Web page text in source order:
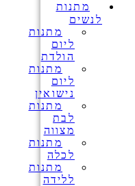
מתנות
לנשים
מתנות
ליום
הולדת
מתנות
ליום
נישואין
מתנות
לבת
מצווה
מתנות
לכלה
מתנות
ללידה